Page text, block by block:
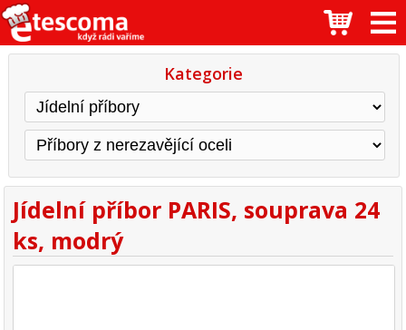
Kategorie
Jídelní příbor PARIS, souprava 24
ks, modrý